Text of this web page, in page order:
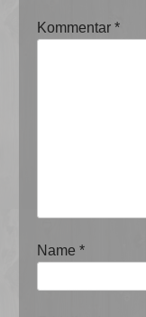
Kommentar*
Name*